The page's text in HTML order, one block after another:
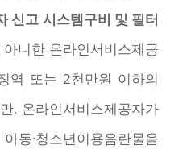
신고 시스템구비 및 필터
니한 온라인서비스제공
역 또는 2천만원 이하의
, 온라인서비스제공자가
동·청소년이용음란물을